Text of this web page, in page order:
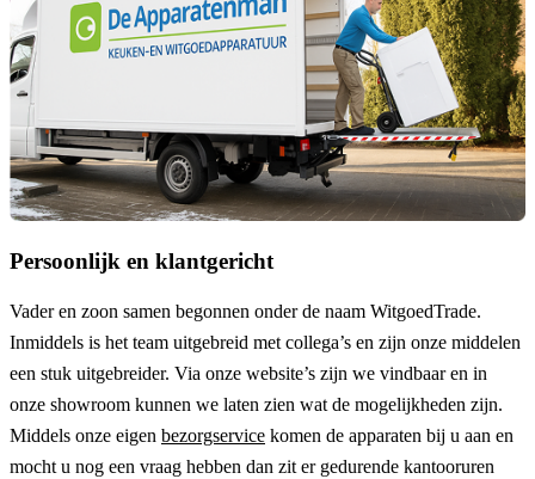
Persoonlijk en klantgericht
Vader en zoon samen begonnen onder de naam WitgoedTrade.
Inmiddels is het team uitgebreid met collega’s en zijn onze middelen
een stuk uitgebreider. Via onze website’s zijn we vindbaar en in
onze showroom kunnen we laten zien wat de mogelijkheden zijn.
Middels onze eigen bezorgservice komen de apparaten bij u aan en
mocht u nog een vraag hebben dan zit er gedurende kantooruren